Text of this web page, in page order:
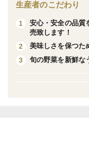
「宮川早生」は温州
12月上旬が食べごろ
はこの時期しか味わ
外皮も内皮も薄いの
生産者のこだわり
1
安心・安全の品質
売致します！
2
美味しさを保つた
3
旬の野菜を新鮮な